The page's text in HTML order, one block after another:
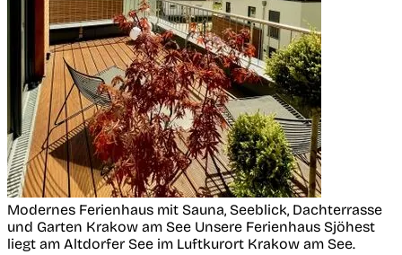
Modernes Ferienhaus mit Sauna, Seeblick, Dachterrasse
und Garten Krakow am See Unsere Ferienhaus Sjöhest
liegt am Altdorfer See im Luftkurort Krakow am See.